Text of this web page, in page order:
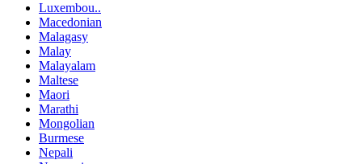
Luxembou..
Macedonian
Malagasy
Malay
Malayalam
Maltese
Maori
Marathi
Mongolian
Burmese
Nepali